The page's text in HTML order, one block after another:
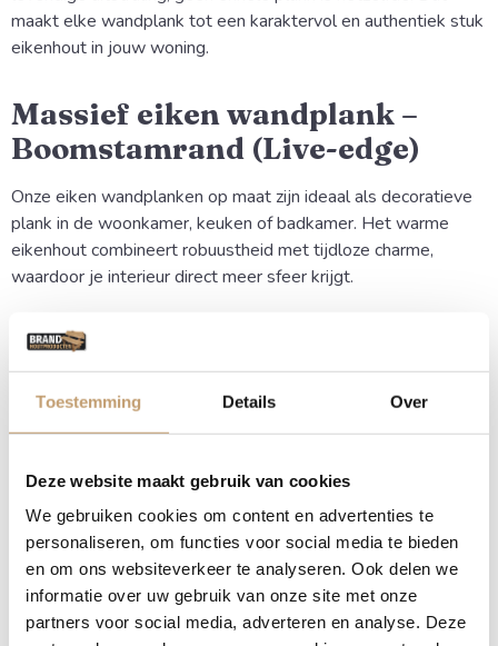
Toestemming Details Over
Deze website maakt gebruik van cookies
We gebruiken cookies om content en advertenties te
personaliseren, om functies voor social media te bieden
en om ons websiteverkeer te analyseren. Ook delen we
informatie over uw gebruik van onze site met onze
partners voor social media, adverteren en analyse. Deze
maakt elke wandplank tot een karaktervol en authentiek stuk
eikenhout in jouw woning.
Massief eiken wandplank –
Boomstamrand (Live-edge)
Onze eiken wandplanken op maat zijn ideaal als decoratieve
plank in de woonkamer, keuken of badkamer. Het warme
eikenhout combineert robuustheid met tijdloze charme,
waardoor je interieur direct meer sfeer krijgt.
Natuurlijke vormen en
Karakter
Omdat we de natuurlijke vorm van de boom volgen (de
huis. De nerven, kleurnuances en de glooiende rand zorgen
ervoor dat de wandplank een ware eyecatcher is aan elke
Voordelen van een eiken
wandplank met boomstamrand